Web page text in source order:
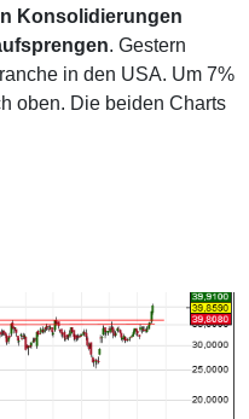
Konsolidierungen
. Gestern
in den USA. Um 7%
oben. Die beiden Charts